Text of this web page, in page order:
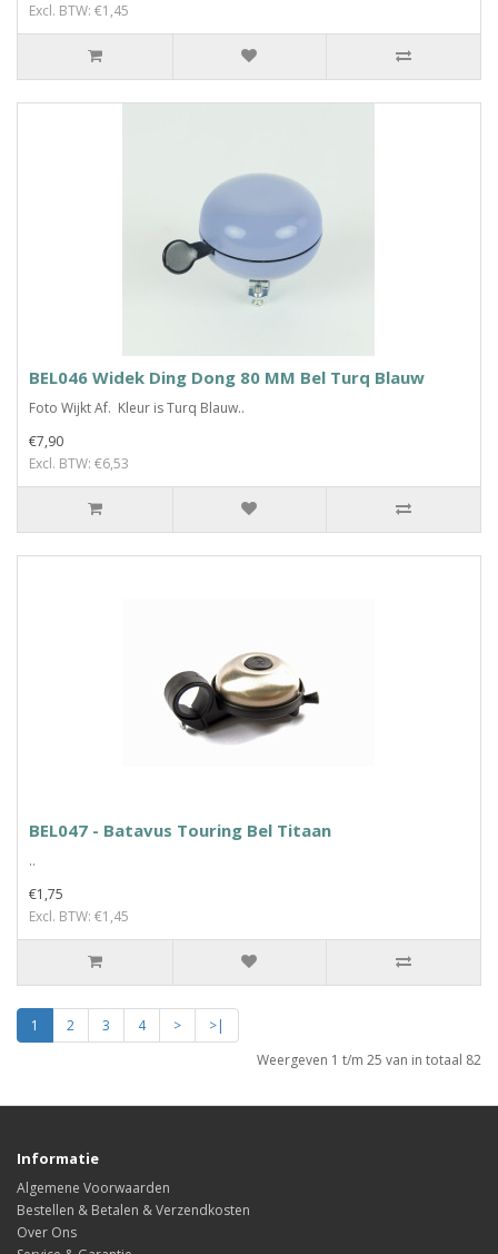
Excl. BTW: €1,45
BEL046 Widek Ding Dong 80 MM Bel Turq Blauw
Foto Wijkt Af. Kleur is Turq Blauw..
€7,90
Excl. BTW: €6,53
BEL047 - Batavus Touring Bel Titaan
..
€1,75
Excl. BTW: €1,45
1 2 3 4 >
>|
Weergeven 1 t/m 25 van in totaal 82
Informatie
Algemene Voorwaarden
Bestellen & Betalen & Verzendkosten
Over Ons